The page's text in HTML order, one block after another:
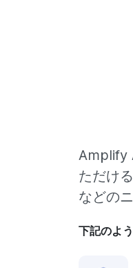
Amplify
ただけ
などの
下記のよ